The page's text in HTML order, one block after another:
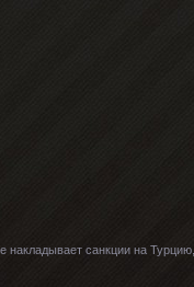
санкции на